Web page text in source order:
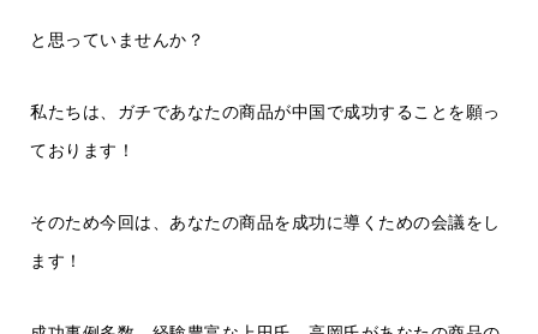
と思っていませんか？
私たちは、ガチであなたの商品が中国で成功することを願っ
ております！
そのため今回は、あなたの商品を成功に導くための会議をし
ます！